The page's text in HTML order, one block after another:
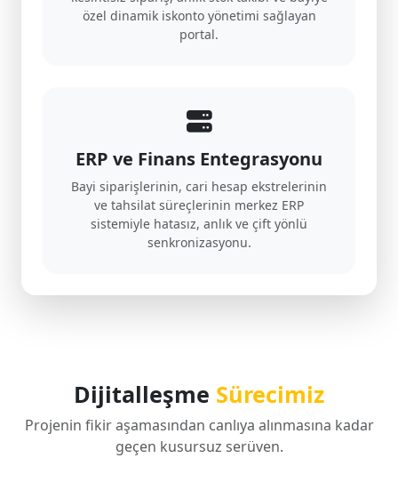
özel dinamik iskonto yönetimi sağlayan
portal.
ERP ve Finans Entegrasyonu
Bayi siparişlerinin, cari hesap ekstrelerinin
ve tahsilat süreçlerinin merkez ERP
sistemiyle hatasız, anlık ve çift yönlü
senkronizasyonu.
Dijitalleşme Sürecimiz
Projenin fikir aşamasından canlıya alınmasına kadar
geçen kusursuz serüven.